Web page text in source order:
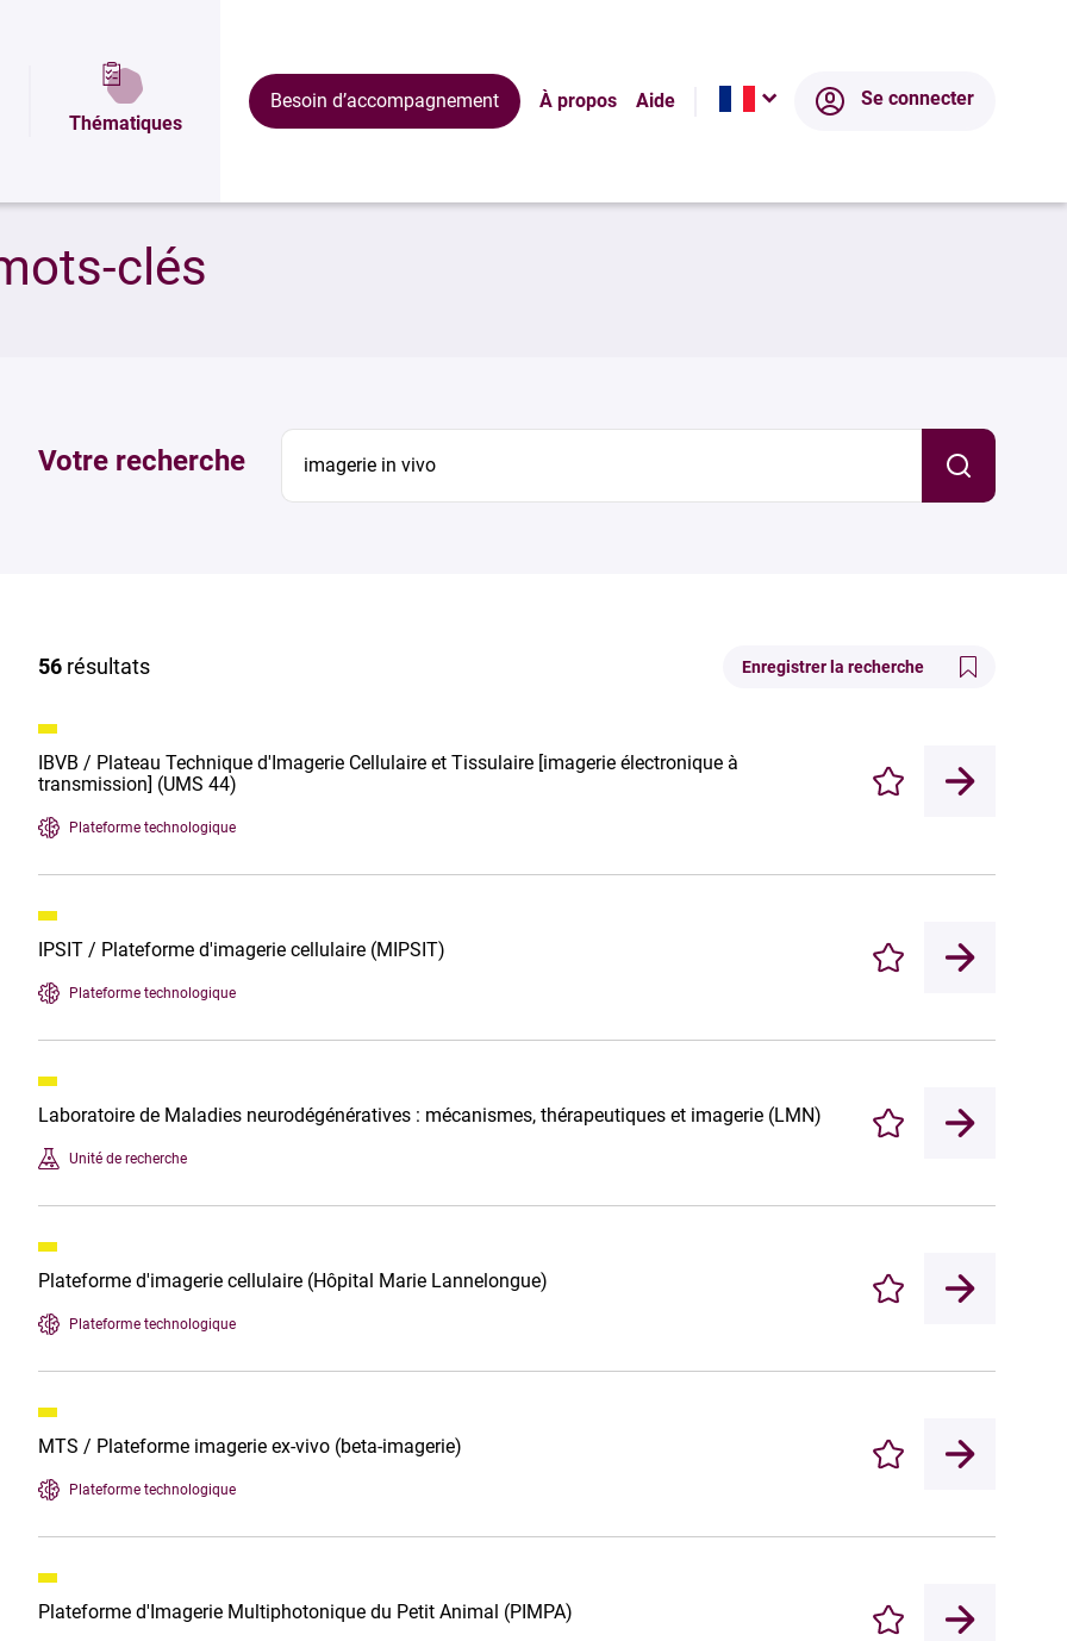
Thématiques
Besoin d’accompagnement À propos Aide Se connecter
clés
Votre recherche
56 résultats Enregistrer la recherche
IBVB / Plateau Technique d'Imagerie Cellulaire et Tissulaire [imagerie électronique à
transmission] (UMS 44)
Plateforme technologique
Enregistrer
IPSIT / Plateforme d'imagerie cellulaire (MIPSIT)
Plateforme technologique
Enregistrer
Laboratoire de Maladies neurodégénératives : mécanismes, thérapeutiques et imagerie (LMN)
Unité de recherche
Enregistrer
Plateforme d'imagerie cellulaire (Hôpital Marie Lannelongue)
Plateforme technologique
Enregistrer
MTS / Plateforme imagerie ex-vivo (beta-imagerie)
Plateforme technologique
Enregistrer
Plateforme d'Imagerie Multiphotonique du Petit Animal (PIMPA)
Enregistrer